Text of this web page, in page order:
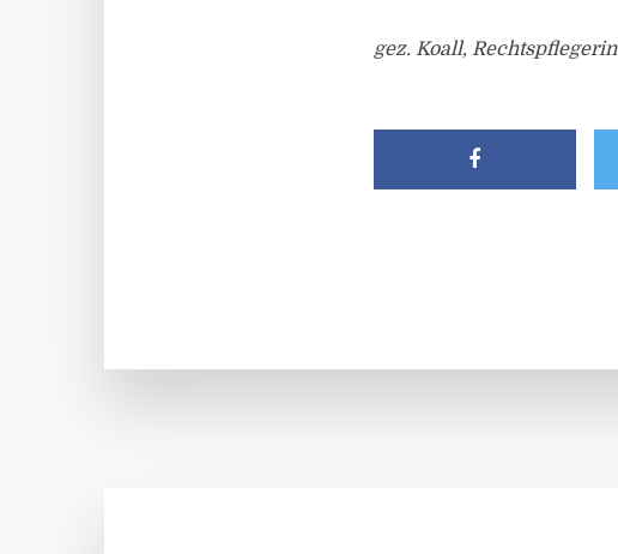
gez. Koall, Rechtspflegerin